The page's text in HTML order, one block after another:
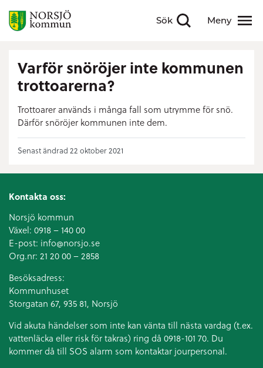
Sök
Visa sökfält Meny
Visa meny
Varför snöröjer inte kommunen
trottoarerna?
Trottoarer används i många fall som utrymme för snö.
Därför snöröjer kommunen inte dem.
Senast ändrad 22 oktober 2021
Kontakta oss:
Norsjö kommun
Växel: 0918 – 140 00
E-post: info@norsjo.se
Org.nr: 21 20 00 – 2858
Besöksadress:
Kommunhuset
Storgatan 67, 935 81, Norsjö
Vid akuta händelser som inte kan vänta till nästa vardag (t.ex.
vattenläcka eller risk för takras) ring då 0918-101 70. Du
kommer då till SOS alarm som kontaktar jourpersonal.